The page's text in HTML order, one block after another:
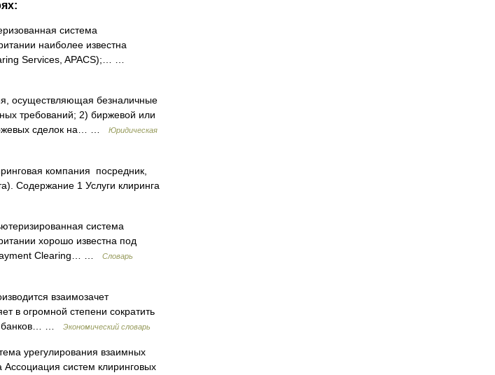
система
наиболее известна
Services, APACS);… …
осуществляющая безналичные
требований; 2) биржевой или
сделок на… …
Юридическая
компания посредник,
Содержание 1 Услуги клиринга
система
хорошо известна под
Clearing… …
Словарь
взаимозачет
в огромной степени сократить
банков… …
Экономический словарь
урегулирования взаимных
систем клиринговых